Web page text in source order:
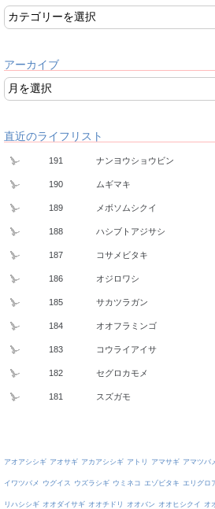
アーカイブ
直近のライフリスト
191 ナンヨウショウビン
190 ムギマキ
189 メボソムシクイ
188 ハシブトアジサシ
187 コサメビタキ
186 オジロワシ
185 サカツラガン
184 オオフラミンゴ
183 コウライアイサ
182 セグロカモメ
181 スズガモ
アオアシシギ アオサギ アカアシシギ アトリ アマサギ アマツバ
イワツバメ ウグイス ウズラシギ ウミネコ エゾビタキ エリグロ
リハシシギ オオダイサギ オオチドリ オオバン オオヒシクイ オ